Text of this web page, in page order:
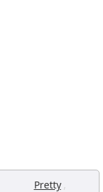
Pretty ,